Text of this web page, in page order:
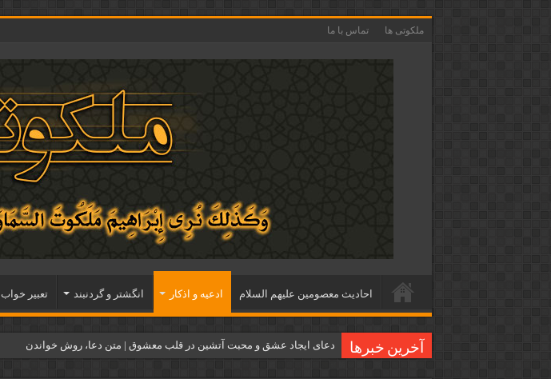
ملکوتی ها تماس با ما
احاديث معصومين عليهم السلام ادعيه و اذكار انگشتر و گردنبند تعبیر خواب
آخرین خبرها دعای ایجاد عشق و محبت آتشین در قلب معشوق | متن دعا، روش خواندن